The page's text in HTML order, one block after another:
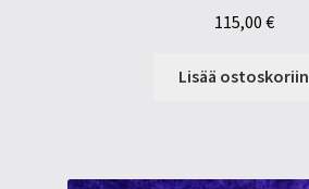
115,00 €
Lisää ostoskoriin